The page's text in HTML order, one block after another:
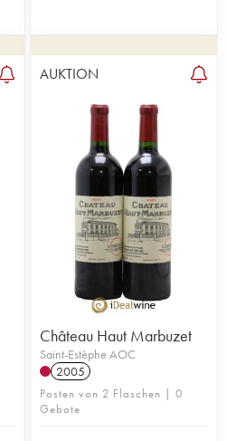
AUKTION
Château Haut Marbuzet
Saint-Estèphe AOC
2005
Posten von 2 Flaschen | 0
Gebote